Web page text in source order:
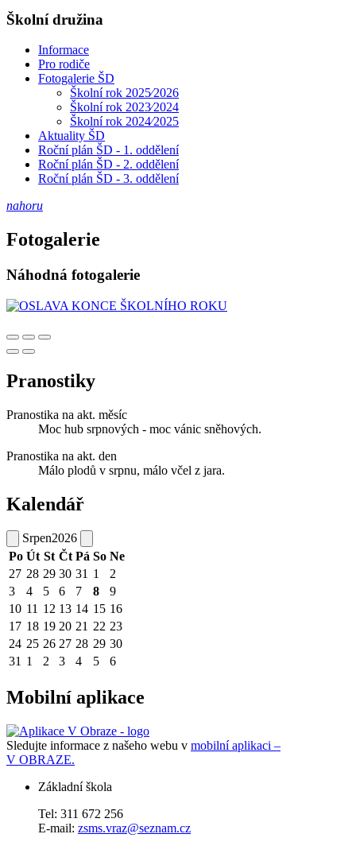
Školní družina
Informace
Pro rodiče
Fotogalerie ŠD
Školní rok 2025⁄2026
Školní rok 2023⁄2024
Školní rok 2024⁄2025
Aktuality ŠD
Roční plán ŠD - 1. oddělení
Roční plán ŠD - 2. oddělení
Roční plán ŠD - 3. oddělení
nahoru
Fotogalerie
Náhodná fotogalerie
Pranostiky
Pranostika na akt. měsíc
Moc hub srpnových - moc vánic sněhových.
Pranostika na akt. den
Málo plodů v srpnu, málo včel z jara.
Kalendář
Srpen2026
Po Út St Čt Pá So Ne
27 28 29 30 31 1
2
3
4 5 6 7 8
9
10 11 12 13 14 15 16
17 18 19 20 21 22 23
24 25 26 27 28 29 30
31 1 2 3 4 5 6
Mobilní aplikace
Sledujte informace z našeho webu v mobilní aplikaci –
V OBRAZE.
Základní škola
Tel: 311 672 256
E-mail: zsms.vraz@seznam.cz